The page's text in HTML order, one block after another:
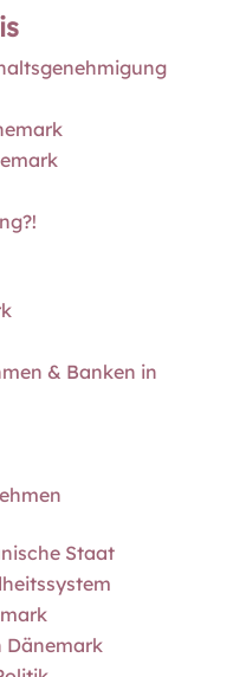
& Banken in
Staat
Dänemark